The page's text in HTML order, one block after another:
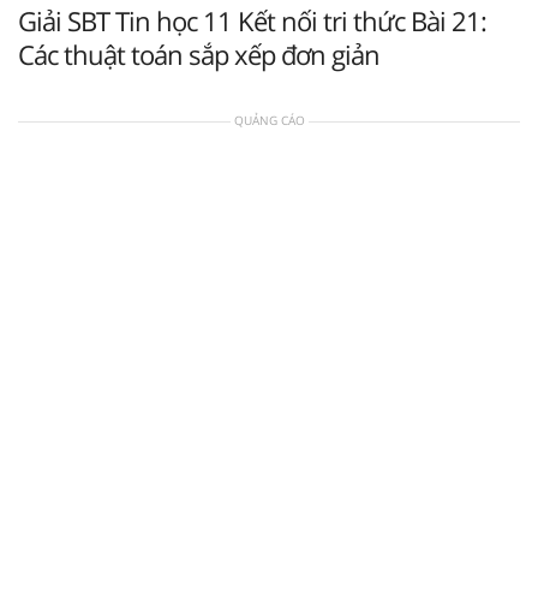
Giải SBT Tin học 11 Kết nối tri thức Bài 21:
Các thuật toán sắp xếp đơn giản
QUẢNG CÁO